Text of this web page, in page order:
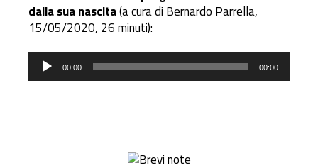
dalla sua nascita(a cura di Bernardo Parrella,
15/05/2020, 26 minuti):
Audio
Player 00:00 00:00